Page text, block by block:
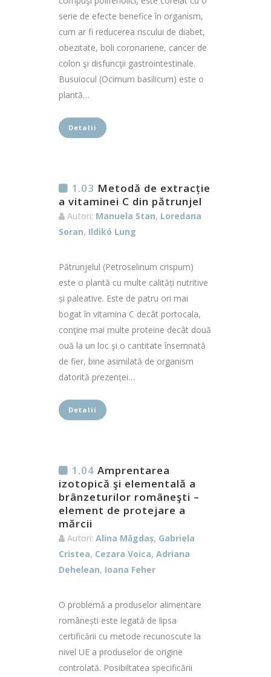
serie de efecte benefice în organism,
cum ar fi reducerea riscului de diabet,
obezitate, boli coronariene, cancer de
colon şi disfuncţii gastrointestinale.
Busuiocul (Ocimum basilicum) este o
plantă…
Detalii
1.03 Metodă de extracție
a vitaminei C din pătrunjel
Autori: Manuela Stan, Loredana
Soran, Ildikó Lung
Pătrunjelul (Petroselinum crispum)
este o plantă cu multe calități nutritive
și paleative. Este de patru ori mai
bogat în vitamina C decât portocala,
conţine mai multe proteine decât două
ouă la un loc şi o cantitate însemnată
de fier, bine asimilată de organism
datorită prezenței…
Detalii
1.04 Amprentarea
izotopică şi elementală a
brânzeturilor româneşti –
element de protejare a
mărcii
Autori: Alina Măgdaș, Gabriela
Cristea, Cezara Voica, Adriana
Dehelean, Ioana Feher
O problemă a produselor alimentare
românești este legată de lipsa
certificării cu metode recunoscute la
nivel UE a produselor de origine
controlată. Posibiltatea specificării